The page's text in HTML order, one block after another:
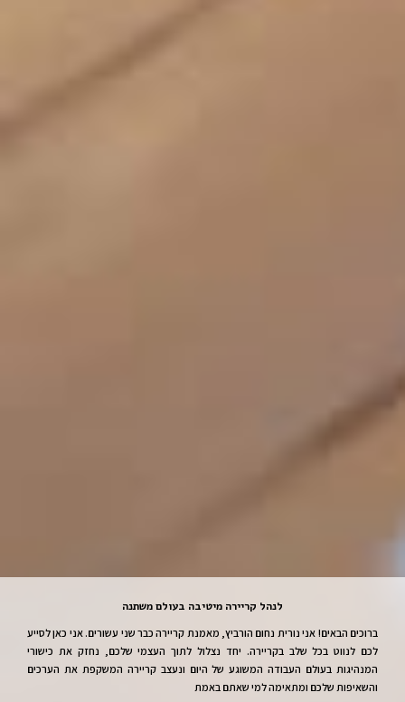
לנהל קריירה מיטיבה בעולם משתנה
ברוכים הבאים! אני נורית נחום הורביץ, מאמנת קריירה כבר שני עשורים. אני כאן לסייע
לכם לנווט בכל שלב בקריירה. יחד נצלול לתוך העצמי שלכם, נחזק את כישורי
המנהיגות בעולם העבודה המשוגע של היום ונעצב קריירה המשקפת את הערכים
והשאיפות שלכם ומתאימה למי שאתם באמת